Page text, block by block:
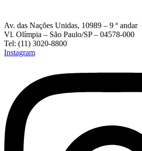
Av. das Nações Unidas, 10989 – 9 º andar
Vl. Olímpia – São Paulo/SP – 04578-000
Tel: (11) 3020-8800
Instagram